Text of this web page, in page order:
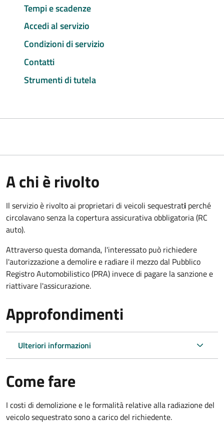
Tempi e scadenze
Accedi al servizio
Condizioni di servizio
Contatti
Strumenti di tutela
A chi è rivolto
Il servizio è rivolto ai proprietari di veicoli sequestrati perché
circolavano senza la copertura assicurativa obbligatoria (RC
auto).
Attraverso questa domanda, l'interessato può richiedere
l'autorizzazione a demolire e radiare il mezzo dal Pubblico
Registro Automobilistico (PRA) invece di pagare la sanzione e
riattivare l'assicurazione.
Approfondimenti
Ulteriori informazioni
Come fare
I costi di demolizione e le formalità relative alla radiazione del
veicolo sequestrato sono a carico del richiedente.